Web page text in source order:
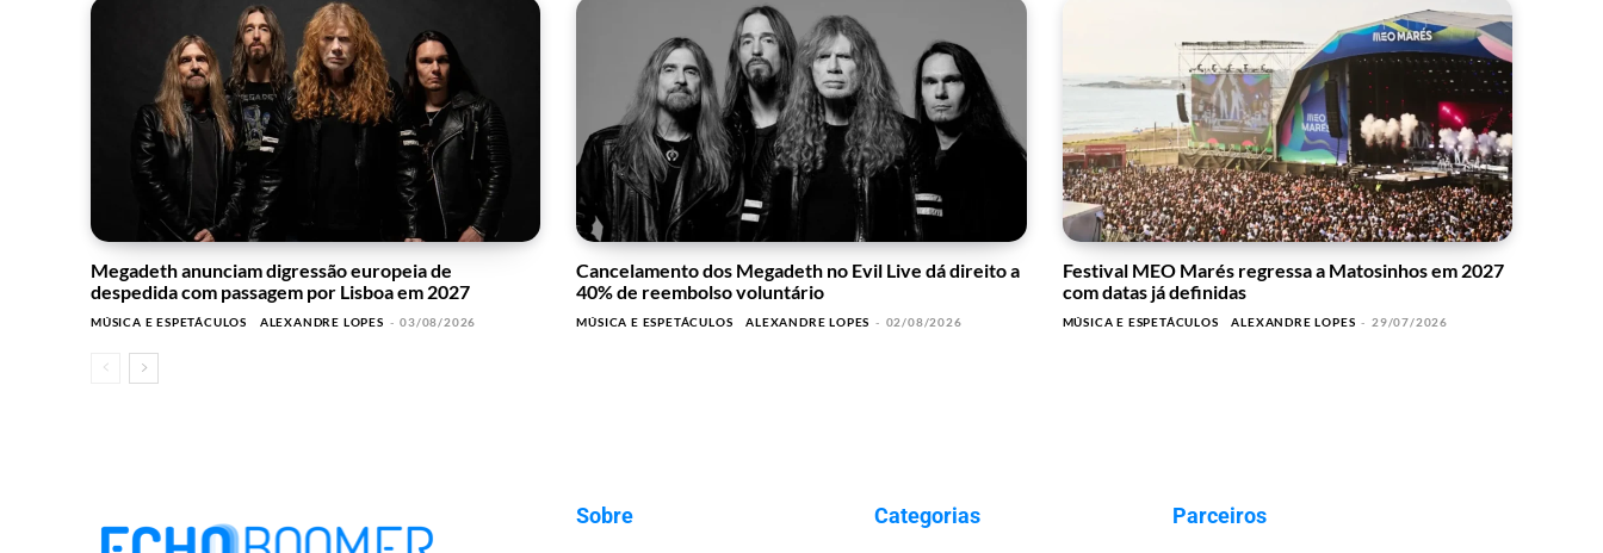
Megadeth anunciam digressão europeia de
despedida com passagem por Lisboa em 2027
MÚSICA E ESPETÁCULOS ALEXANDRE LOPES - 03/08/2026
Cancelamento dos Megadeth no Evil Live dá direito a
40% de reembolso voluntário
MÚSICA E ESPETÁCULOS ALEXANDRE LOPES - 02/08/2026
Festival MEO Marés regressa a Matosinhos em 2027
com datas já definidas
MÚSICA E ESPETÁCULOS ALEXANDRE LOPES - 29/07/2026
Sobre Categorias Parceiros